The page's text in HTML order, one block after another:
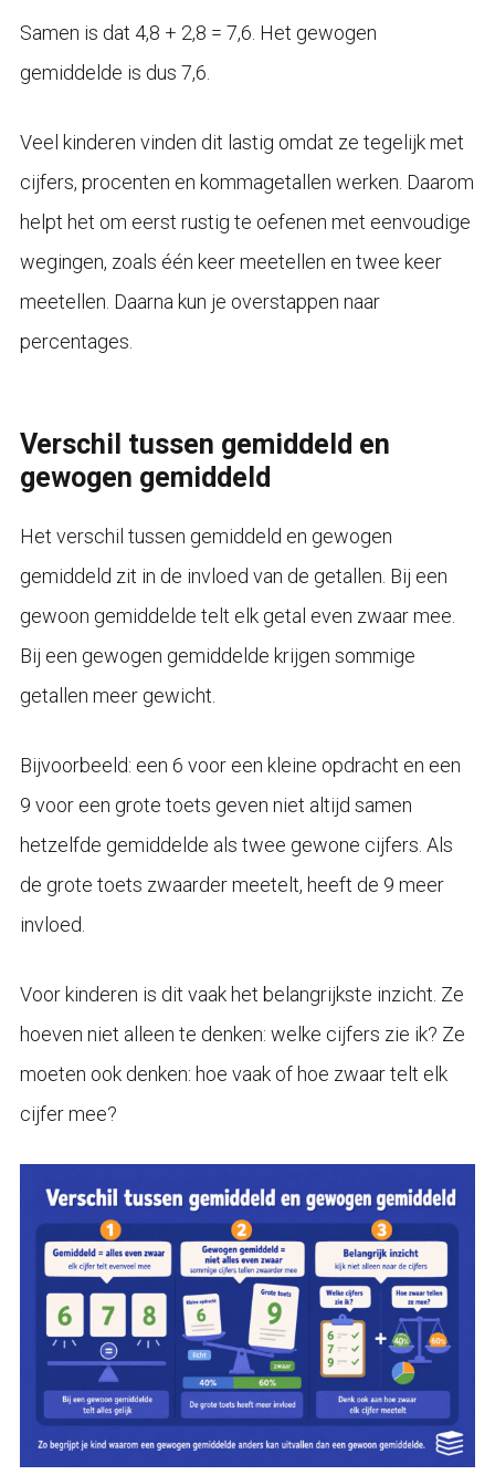
Samen is dat 4,8 + 2,8 = 7,6. Het gewogen
gemiddelde is dus 7,6.
Veel kinderen vinden dit lastig omdat ze tegelijk met
cijfers, procenten en kommagetallen werken. Daarom
helpt het om eerst rustig te oefenen met eenvoudige
wegingen, zoals één keer meetellen en twee keer
meetellen. Daarna kun je overstappen naar
percentages.
Verschil tussen gemiddeld en
gewogen gemiddeld
Het verschil tussen gemiddeld en gewogen
gemiddeld zit in de invloed van de getallen. Bij een
gewoon gemiddelde telt elk getal even zwaar mee.
Bij een gewogen gemiddelde krijgen sommige
getallen meer gewicht.
Bijvoorbeeld: een 6 voor een kleine opdracht en een
9 voor een grote toets geven niet altijd samen
hetzelfde gemiddelde als twee gewone cijfers. Als
de grote toets zwaarder meetelt, heeft de 9 meer
invloed.
Voor kinderen is dit vaak het belangrijkste inzicht. Ze
hoeven niet alleen te denken: welke cijfers zie ik? Ze
moeten ook denken: hoe vaak of hoe zwaar telt elk
cijfer mee?